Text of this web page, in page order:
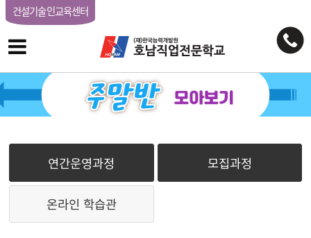
건설기술인교육센터
연간운영과정 모집과정
온라인 학습관